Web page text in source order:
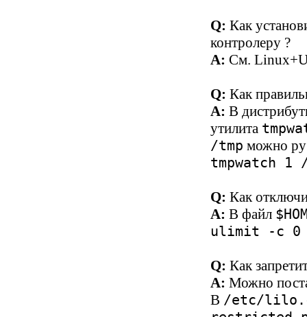
Q:Как
контролеру ?
A:См.
Q:Как
A:В
утилита
/tmp можно
tmpwatch 1
Q:Как
A:В файл
ulimit -c 0
Q:Как
A:Можно
В /etc/